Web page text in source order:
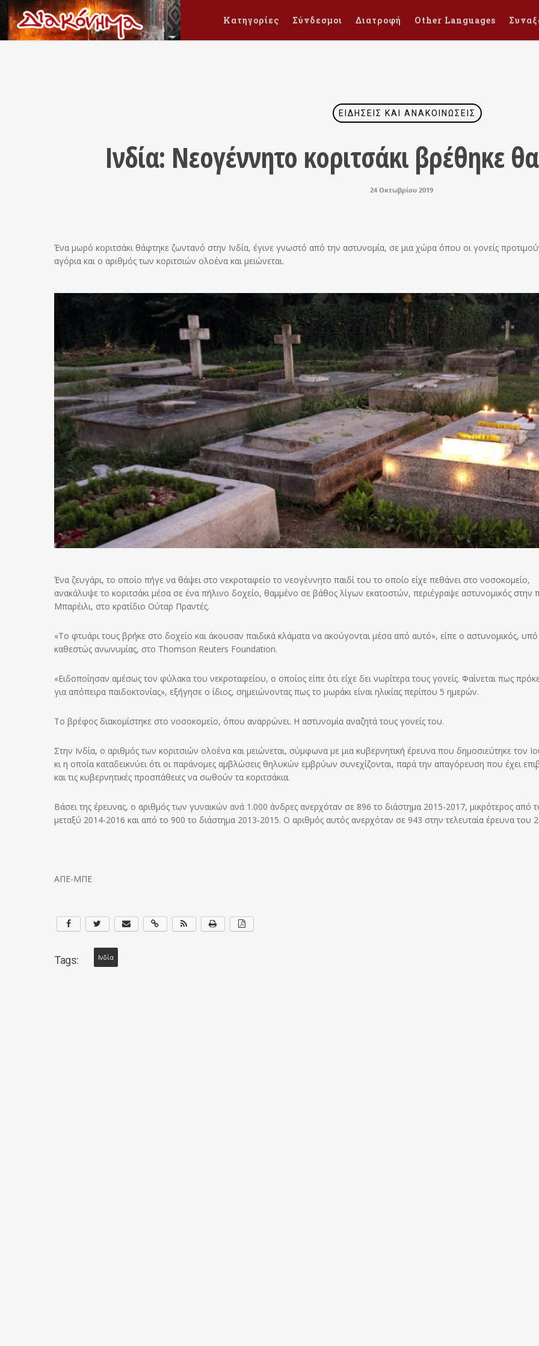
Κατηγορίες Σύνδεσμοι Διατροφή Other Languages
ΕΙΔΉΣΕΙΣ ΚΑΙ ΑΝΑΚΟΙΝΏΣΕΙΣ
Ινδία: Νεογέννητο κοριτσάκι βρέθηκε
24 Οκτωβρίου 2019
Ένα μωρό κοριτσάκι θάφτηκε ζωντανό στην Ινδία, έγινε γνωστό από την αστυνομία, σε μια χώρα όπου οι γονείς
αγόρια και ο αριθμός των κοριτσιών ολοένα και μειώνεται.
Ένα ζευγάρι, το οποίο πήγε να θάψει στο νεκροταφείο το νεογέννητο παιδί του το οποίο είχε πεθάνει στο νοσοκομείο,
ανακάλυψε το κοριτσάκι μέσα σε ένα πήλινο δοχείο, θαμμένο σε βάθος λίγων εκατοστών, περιέγραψε αστυνομικός στην
Μπαρέιλι, στο κρατίδιο Ούταρ Πραντές.
«Το φτυάρι τους βρήκε στο δοχείο και άκουσαν παιδικά κλάματα να ακούγονται μέσα από αυτό», είπε ο αστυνομικός, υπό
καθεστώς ανωνυμίας, στο Thomson Reuters Foundation.
«Ειδοποίησαν αμέσως τον φύλακα του νεκροταφείου, ο οποίος είπε ότι είχε δει νωρίτερα τους γονείς. Φαίνεται πως
για απόπειρα παιδοκτονίας», εξήγησε ο ίδιος, σημειώνοντας πως το μωράκι είναι ηλικίας περίπου 5 ημερών.
Το βρέφος διακομίστηκε στο νοσοκομείο, όπου αναρρώνει. Η αστυνομία αναζητά τους γονείς του.
Στην Ινδία, ο αριθμός των κοριτσιών ολοένα και μειώνεται, σύμφωνα με μια κυβερνητική έρευνα που δημοσιεύτηκε τον
κι η οποία καταδεικνύει ότι οι παράνομες αμβλώσεις θηλυκών εμβρύων συνεχίζονται, παρά την απαγόρευση που έχει
και τις κυβερνητικές προσπάθειες να σωθούν τα κοριτσάκια.
Βάσει της έρευνας, ο αριθμός των γυναικών ανά 1.000 άνδρες ανερχόταν σε 896 το διάστημα 2015-2017, μικρότερος από
μεταξύ 2014-2016 και από το 900 το διάστημα 2013-2015. Ο αριθμός αυτός ανερχόταν σε 943 στην τελευταία έρευνα του
ΑΠΕ-ΜΠΕ
Tags: Ινδία